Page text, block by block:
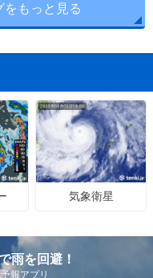
をもっと見る
気象衛星
雨を回避！
報アプリ